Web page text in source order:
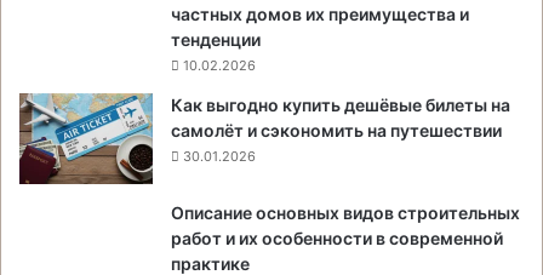
частных домов их преимущества и
тенденции
10.02.2026
Как выгодно купить дешёвые билеты на
самолёт и сэкономить на путешествии
30.01.2026
Описание основных видов строительных
работ и их особенности в современной
практике